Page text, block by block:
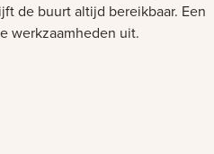
de buurt altijd bereikbaar. Een
werkzaamheden uit.
46f6-b9ed-a03a16e246db